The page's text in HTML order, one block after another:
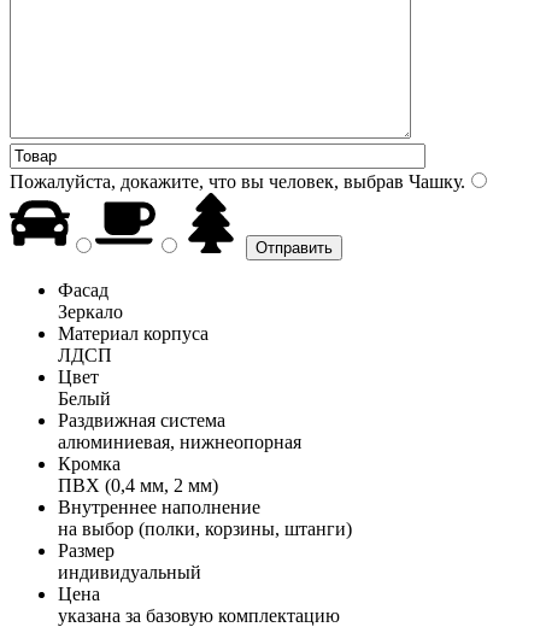
Пожалуйста, докажите, что вы человек, выбрав Чашку.
Фасад
Зеркало
Материал корпуса
ЛДСП
Цвет
Белый
Раздвижная система
алюминиевая, нижнеопорная
Кромка
ПВХ (0,4 мм, 2 мм)
Внутреннее наполнение
на выбор (полки, корзины, штанги)
Размер
индивидуальный
Цена
указана за базовую комплектацию